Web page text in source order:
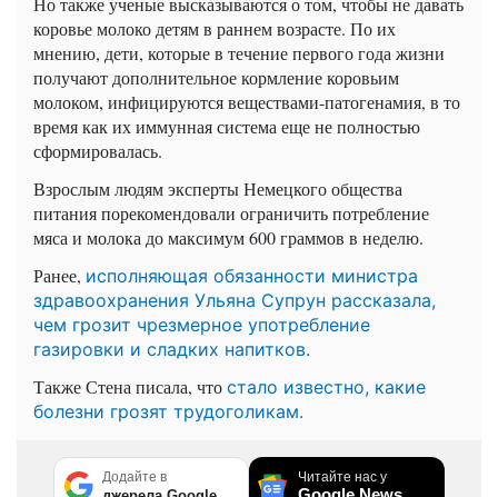
коровье молоко детям в раннем возрасте. По их
мнению, дети, которые в течение первого года жизни
получают дополнительное кормление коровьим
молоком, инфицируются веществами-патогенамия, в то
время как их иммунная система еще не полностью
сформировалась.
Взрослым людям эксперты Немецкого общества
питания порекомендовали ограничить потребление
мяса и молока до максимум 600 граммов в неделю.
Ранее, исполняющая обязанности министра
здравоохранения Ульяна Супрун рассказала,
чем грозит чрезмерное употребление
газировки и сладких напитков.
Также Стена писала, что стало известно, какие
болезни грозят трудоголикам.
Додайте в Читайте нас у